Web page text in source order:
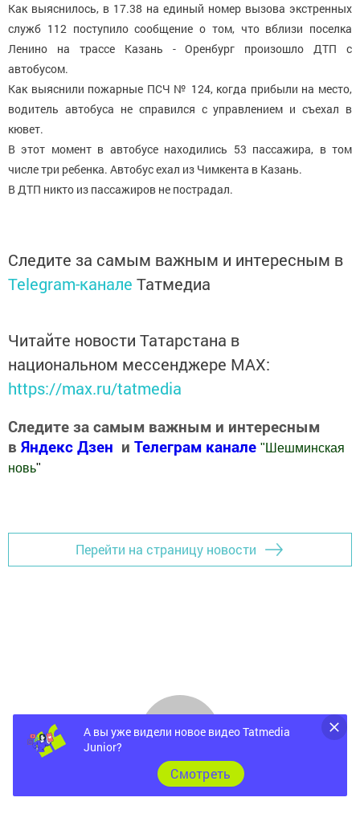
Как выяснилось, в 17.38 на единый номер вызова экстренных
служб 112 поступило сообщение о том, что вблизи поселка
Ленино на трассе Казань - Оренбург произошло ДТП с
автобусом.
Как выяснили пожарные ПСЧ № 124, когда прибыли на место,
водитель автобуса не справился с управлением и съехал в
кювет.
В этот момент в автобусе находились 53 пассажира, в том
числе три ребенка. Автобус ехал из Чимкента в Казань.
В ДТП никто из пассажиров не пострадал.
Следите за самым важным и интересным в
Telegram-канале Татмедиа
Читайте новости Татарстана в
национальном мессенджере MАХ:
https://max.ru/tatmedia
Следите за самым важным и интересным
в Яндекс Дзен и Телеграм канале " Шешминская
новь"
Перейти на страницу новости
А вы уже видели новое видео Tatmedia
Junior?
Cмотреть